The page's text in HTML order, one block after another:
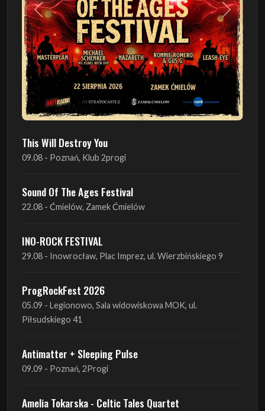
Poprzedni Następny
This Will Destroy You
09.08 - Poznań, Klub 2progi
Sound Of The Ages Festival
22.08 - Ćmielów, Zamek Ćmielów
INO-ROCK FESTIVAL
29.08 - Inowrocław, Plac Imprez, ul. Wierzbińskiego 9
ProgRockFest 2026
05.09 - Legionowo, Sala widowiskowa MOK, ul.
Piłsudskiego 41
Antimatter + Sleeping Pulse
09.09 - Poznań, 2Progi
Amelia Tokarska - Celtic Tales Quartet